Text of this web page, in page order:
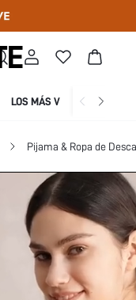
LOS MÁS VENDIDOS
Pijama & Ropa de